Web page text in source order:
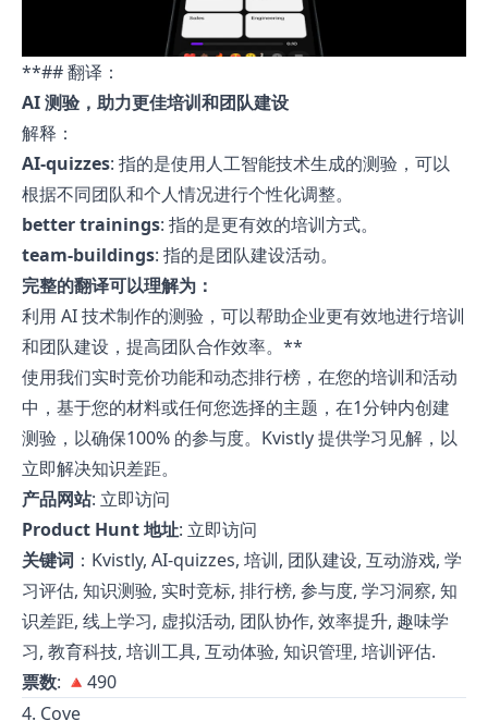
**## 翻译：
AI 测验，助力更佳培训和团队建设
解释：
AI-quizzes: 指的是使用人工智能技术生成的测验，可以
根据不同团队和个人情况进行个性化调整。
better trainings: 指的是更有效的培训方式。
team-buildings: 指的是团队建设活动。
完整的翻译可以理解为：
利用 AI 技术制作的测验，可以帮助企业更有效地进行培训
和团队建设，提高团队合作效率。**
使用我们实时竞价功能和动态排行榜，在您的培训和活动
中，基于您的材料或任何您选择的主题，在1分钟内创建
测验，以确保100% 的参与度。Kvistly 提供学习见解，以
立即解决知识差距。
产品网站: 立即访问
Product Hunt 地址: 立即访问
关键词 ：Kvistly, AI-quizzes, 培训, 团队建设, 互动游戏, 学
习评估, 知识测验, 实时竞标, 排行榜, 参与度, 学习洞察, 知
识差距, 线上学习, 虚拟活动, 团队协作, 效率提升, 趣味学
习, 教育科技, 培训工具, 互动体验, 知识管理, 培训评估.
票数: 🔺490
4. Cove